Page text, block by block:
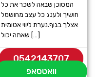
המסוכן שבאה לשכר את כל
חושיך ולענג כל עצב מחושמל
אצלך בגוף.נערת ליווי אטומית
שאתה יכול […]
0542143707
וואטסאפ